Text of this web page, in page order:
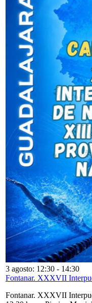
3 agosto: 12:30 - 14:30
Fontanar. XXXVII
Fontanar. XXXVII